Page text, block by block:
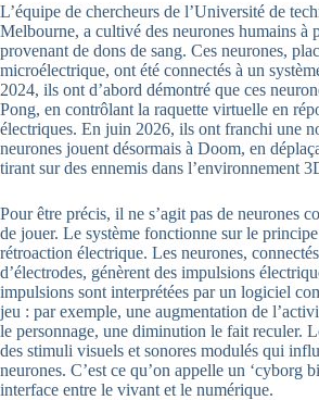
L’équipe de chercheurs de l’Université de
Melbourne, a cultivé des neurones humains à
provenant de dons de sang. Ces neurones,
microélectrique, ont été connectés à un
2024, ils ont d’abord démontré que ces
Pong, en contrôlant la raquette virtuelle en
électriques. En juin 2026, ils ont franchi une
neurones jouent désormais à Doom, en
tirant sur des ennemis dans l’environnement
Pour être précis, il ne s’agit pas de neurones
de jouer. Le système fonctionne sur le
rétroaction électrique. Les neurones,
d’électrodes, génèrent des impulsions
impulsions sont interprétées par un logiciel
jeu : par exemple, une augmentation de
le personnage, une diminution le fait reculer.
des stimuli visuels et sonores modulés qui
neurones. C’est ce qu’on appelle un ‘cyborg
interface entre le vivant et le numérique.